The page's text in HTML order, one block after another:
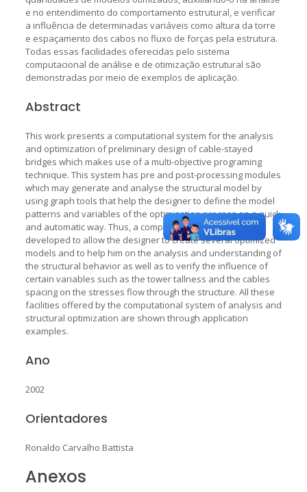
e no entendimento do comportamento estrutural, e verificar
a influência de determinadas variáveis como altura da torre
e espaçamento dos cabos no fluxo de forças pela estrutura.
Todas essas facilidades oferecidas pelo sistema
computacional de análise e de otimização estrutural são
demonstradas por meio de exemplos de aplicação.
Abstract
This work presents a computational system for the analysis
and optimization of preliminary design of cable-stayed
bridges which makes use of a multi-objective programing
technique. This system has pre and post-processing modules
which may generate and analyse the structural model by
using graph tools that help the designer to define the model
patterns and variables of the optimization process on a quick
and automatic way. Thus, a computational tool has been
developed to allow the designer to create several optimized
models and to help him on the analysis and understanding of
the structural behavior as well as to verify the influence of
certain variables such as the tower tallness and the cables
spacing on the stresses flow through the structure. All these
facilities offered by the computational system of analysis and
structural optimization are shown through application
examples.
Ano
2002
Orientadores
Ronaldo Carvalho Battista
Anexos